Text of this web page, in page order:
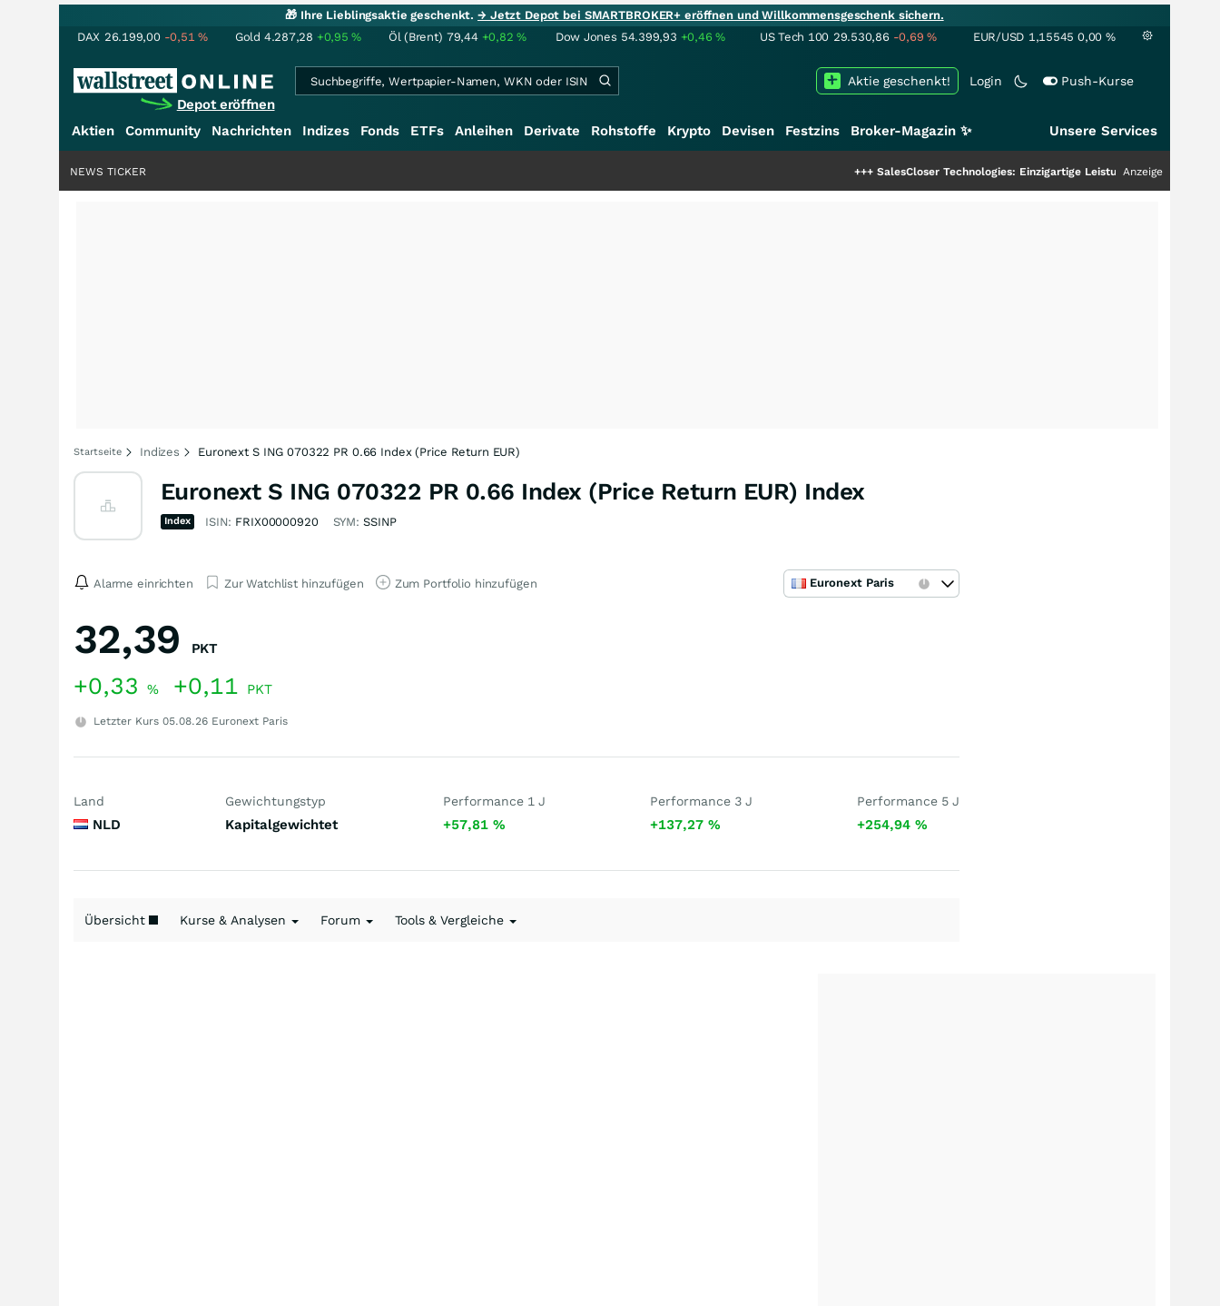
🎁 Ihre Lieblingsaktie geschenkt.→ Jetzt Depot bei SMARTBROKER+ eröffnen und Willkommensgeschenk sichern.
DAX 26.199,00 -0,51% Gold 4.287,28 +0,95% Öl (Brent) 79,44 +0,82% Dow Jones 54.399,93 +0,46% US Tech 100 29.530,86 -0,69% EUR/USD 1,15545 0,00 %
Depot eröffnen
Login Push-Kurse
Aktie geschenkt!
Aktien Community Nachrichten Indizes Fonds ETFs Anleihen Derivate Rohstoffe Krypto Devisen Festzins Broker-Magazin ✨ Unsere Services
SalesCloser Technologies: Einzigartige Leistung zieht die Top-Dogs an!
Anzeige
NEWS TICKER
Startseite Indizes Euronext S ING 070322 PR 0.66 Index (Price Return EUR)
Euronext S ING 070322 PR 0.66 Index (Price Return EUR) Index
Index ISIN: FRIX00000920 SYM: SSINP
Alarme einrichten Zur Watchlist hinzufügen Zum Portfolio hinzufügen Euronext Paris
32,39 PKT
+0,33 % +0,11 PKT
Letzter Kurs 05.08.26 Euronext Paris
Land
NLD
Gewichtungstyp
Kapitalgewichtet
Performance 1 J
+57,81 %
Performance 3 J
+137,27 %
Performance 5 J
+254,94 %
Übersicht Kurse & Analysen Forum Tools & Vergleiche